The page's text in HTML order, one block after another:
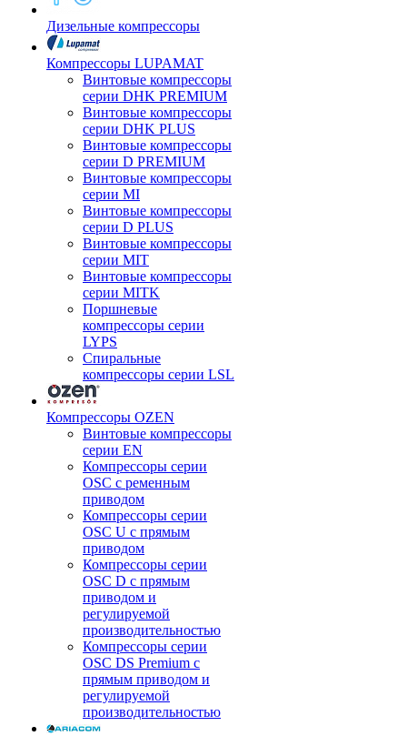
Дизельные компрессоры
Компрессоры LUPAMAT
Винтовые компрессоры
серии DHK PREMIUM
Винтовые компрессоры
серии DHK PLUS
Винтовые компрессоры
серии D PREMIUM
Винтовые компрессоры
серии MI
Винтовые компрессоры
серии D PLUS
Винтовые компрессоры
серии MIT
Винтовые компрессоры
серии MITK
Поршневые
компрессоры серии
LYPS
Спиральные
компрессоры серии LSL
Компрессоры OZEN
Винтовые компрессоры
серии EN
Компрессоры серии
OSC с ременным
приводом
Компрессоры серии
OSC U с прямым
приводом
Компрессоры серии
OSC D с прямым
приводом и
регулируемой
производительностью
Компрессоры серии
OSC DS Premium с
прямым приводом и
регулируемой
производительностью